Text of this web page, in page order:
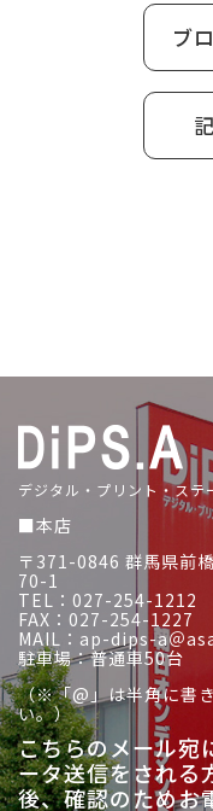
ブ
デジタル・プリント・ステ
■本店
〒371-0846 群馬県前
70-1
TEL：027-254-1212
FAX：027-254-1227
MAIL：ap-dips-a＠
駐車場：普通車50台
（※「@」は半角に書
い。）
こちらのメール宛
ータ送信をされる
後、確認のためお